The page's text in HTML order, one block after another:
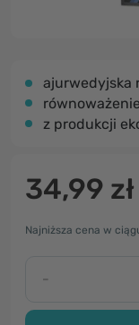
ajurwedyjska
z produkcji
34,99 zł
Najniższa cena w
-